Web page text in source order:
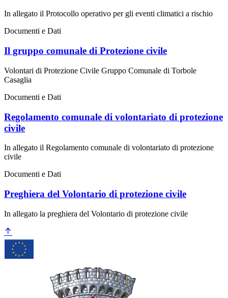
In allegato il Protocollo operativo per gli eventi climatici a rischio
Documenti e Dati
Il gruppo comunale di Protezione civile
Volontari di Protezione Civile Gruppo Comunale di Torbole
Casaglia
Documenti e Dati
Regolamento comunale di volontariato di protezione
civile
In allegato il Regolamento comunale di volontariato di protezione
civile
Documenti e Dati
Preghiera del Volontario di protezione civile
In allegato la preghiera del Volontario di protezione civile